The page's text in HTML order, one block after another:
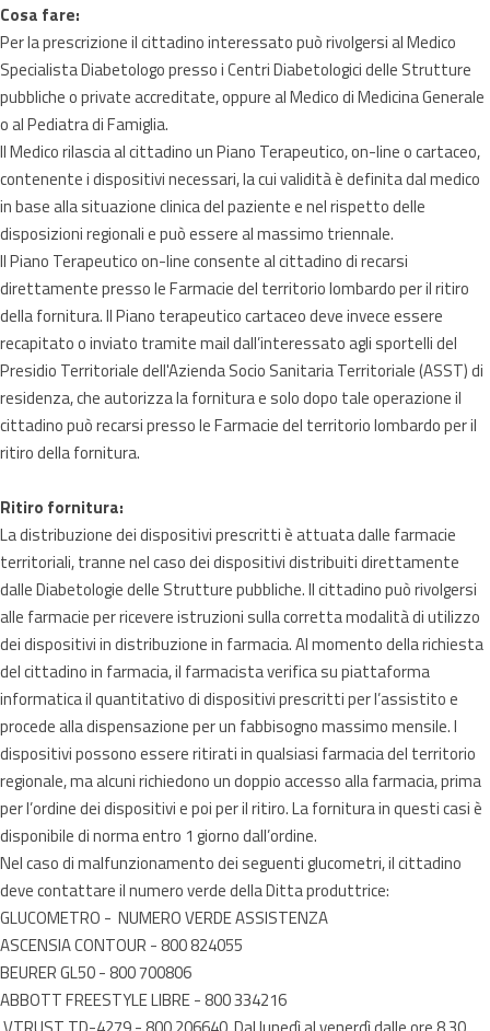
Cosa fare:
Per la prescrizione il cittadino interessato può rivolgersi al Medico
Specialista Diabetologo presso i Centri Diabetologici delle Strutture
pubbliche o private accreditate, oppure al Medico di Medicina Generale
o al Pediatra di Famiglia.
Il Medico rilascia al cittadino un Piano Terapeutico, on-line o cartaceo,
contenente i dispositivi necessari, la cui validità è definita dal medico
in base alla situazione clinica del paziente e nel rispetto delle
disposizioni regionali e può essere al massimo triennale.
Il Piano Terapeutico on-line consente al cittadino di recarsi
direttamente presso le Farmacie del territorio lombardo per il ritiro
della fornitura. Il Piano terapeutico cartaceo deve invece essere
recapitato o inviato tramite mail dall’interessato agli sportelli del
Presidio Territoriale dell'Azienda Socio Sanitaria Territoriale (ASST) di
residenza, che autorizza la fornitura e solo dopo tale operazione il
cittadino può recarsi presso le Farmacie del territorio lombardo per il
ritiro della fornitura.
Ritiro fornitura:
La distribuzione dei dispositivi prescritti è attuata dalle farmacie
territoriali, tranne nel caso dei dispositivi distribuiti direttamente
dalle Diabetologie delle Strutture pubbliche. Il cittadino può rivolgersi
alle farmacie per ricevere istruzioni sulla corretta modalità di utilizzo
dei dispositivi in distribuzione in farmacia. Al momento della richiesta
del cittadino in farmacia, il farmacista verifica su piattaforma
informatica il quantitativo di dispositivi prescritti per l’assistito e
procede alla dispensazione per un fabbisogno massimo mensile. I
dispositivi possono essere ritirati in qualsiasi farmacia del territorio
regionale, ma alcuni richiedono un doppio accesso alla farmacia, prima
per l’ordine dei dispositivi e poi per il ritiro. La fornitura in questi casi è
disponibile di norma entro 1 giorno dall’ordine.
Nel caso di malfunzionamento dei seguenti glucometri, il cittadino
deve contattare il numero verde della Ditta produttrice:
GLUCOMETRO - NUMERO VERDE ASSISTENZA
ASCENSIA CONTOUR - 800 824055
BEURER GL50 - 800 700806
ABBOTT FREESTYLE LIBRE - 800 334216